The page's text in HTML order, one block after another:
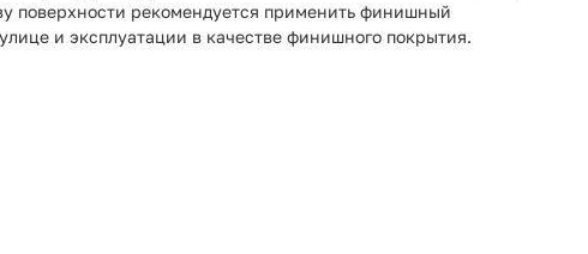
поверхности рекомендуется применить финишный
и эксплуатации в качестве финишного покрытия.